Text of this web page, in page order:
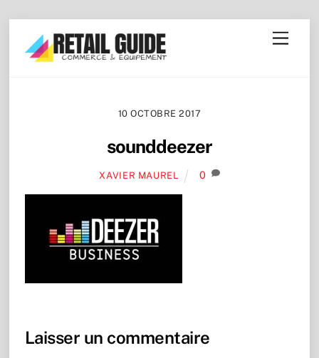
content
Menu
10 OCTOBRE 2017
sounddeezer
XAVIER MAUREL 0
Laisser un commentaire